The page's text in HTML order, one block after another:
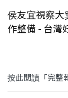
侯友宜視察大
作整備 - 台灣
按此閱讀「完整